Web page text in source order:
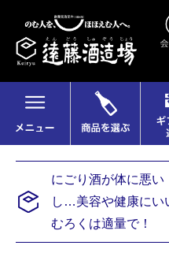
にごり酒が体に悪
し…美容や健康にい
むろくは適量で！